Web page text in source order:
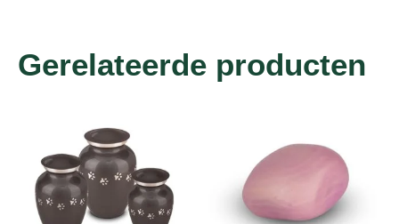
Gerelateerde producten